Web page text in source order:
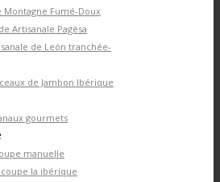
Montagne Fumé-Doux
Artisanale Pagèsa
de León tranchée-
de Jambon Ibérique
gourmets
manuelle
la ibérique